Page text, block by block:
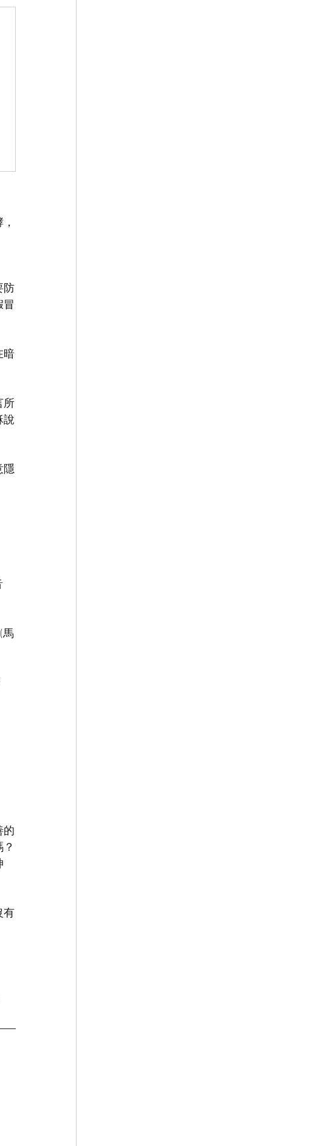
防
冒
暗
所
說
隱
馬
的
有